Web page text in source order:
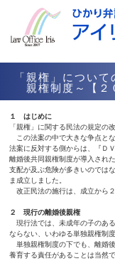
「親権」につい
親権制度～【２
１ はじめに
「親権」に関する民法の規定の
この法案の中で大きな争点と
法案に反対する側からは、『Ｄ
離婚後共同親権制度が導入され
支配が及ぶ危険が多きいのでは
ま成立しました。
改正民法の施行は、成立から
２ 現行の離婚後親権
現行法では、未成年の子のあ
ならない、いわゆる単独親権制
単独親権制度の下でも、離婚
養育する責任があることは当然